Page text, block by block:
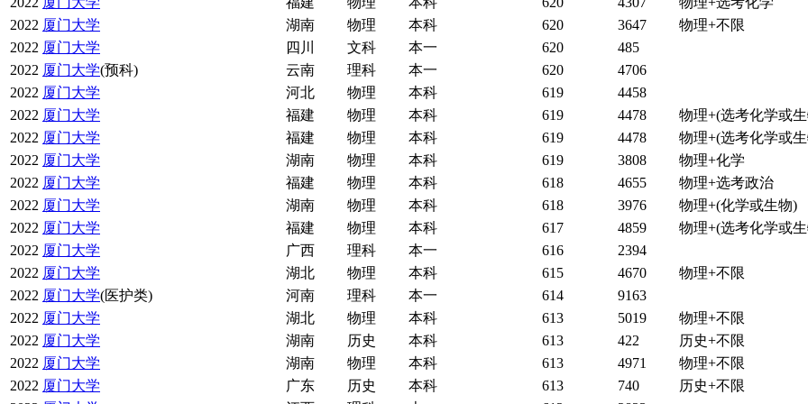
2022 厦门大学 湖南 物理 本科 620 3647
物理+不限
2022 厦门大学 四川 文科 本一 620
485
2022 厦门大学(预科) 云南 理科 本一 620
4706
2022 厦门大学 河北 物理 本科 619
4458
2022 厦门大学 福建 物理 本科 619 4478
物理+(选考化学或
2022 厦门大学 福建 物理 本科 619 4478
物理+(选考化学或
2022 厦门大学 湖南 物理 本科 619 3808
物理+化学
2022 厦门大学 福建 物理 本科 618 4655
物理+选考政治
2022 厦门大学 湖南 物理 本科 618 3976
物理+(化学或生物)
2022 厦门大学 福建 物理 本科 617 4859
物理+(选考化学或
2022 厦门大学 广西 理科 本一 616
2394
2022 厦门大学 湖北 物理 本科 615 4670
物理+不限
2022 厦门大学(医护类) 河南 理科 本一 614
9163
2022 厦门大学 湖北 物理 本科 613 5019
物理+不限
2022 厦门大学 湖南 历史 本科 613 422
历史+不限
2022 厦门大学 湖南 物理 本科 613 4971
物理+不限
2022 厦门大学 广东 历史 本科 613 740
历史+不限